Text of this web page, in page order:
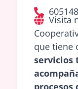
Visita
que tiene
servicios